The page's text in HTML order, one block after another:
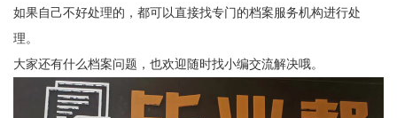
如果自己不好处理的，都可以直接找专门的档案服务机构进行处
理。
大家还有什么档案问题，也欢迎随时找小编交流解决哦。